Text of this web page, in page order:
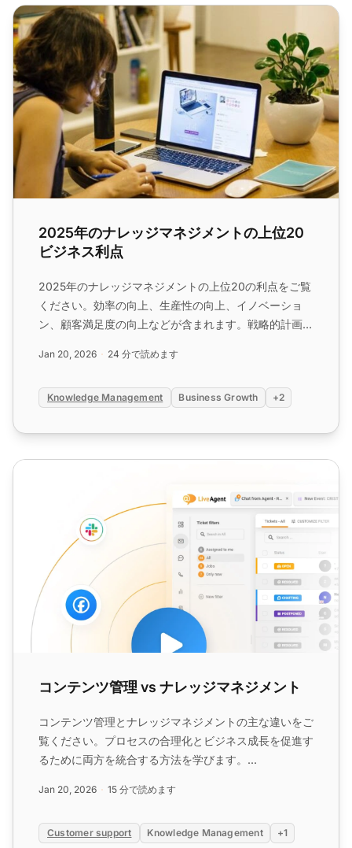
2025年のナレッジマネジメントの上位20ビジネス利点
2025年のナレッジマネジメントの上位20
ビジネス利点
2025年のナレッジマネジメントの上位20の利点をご覧
ください。効率の向上、生産性の向上、イノベーショ
ン、顧客満足度の向上などが含まれます。戦略的計画の
供する方法を学びましょう。...
Jan 20, 2026 24 分で読めます
Knowledge Management Business Growth +2
コンテンツ管理 vs ナレッジマネジメント
コンテンツ管理 vs ナレッジマネジメント
コンテンツ管理とナレッジマネジメントの主な違いをご
覧ください。プロセスの合理化とビジネス成長を促進す
るために両方を統合する方法を学びます。...
Jan 20, 2026 15 分で読めます
Customer support Knowledge Management +1